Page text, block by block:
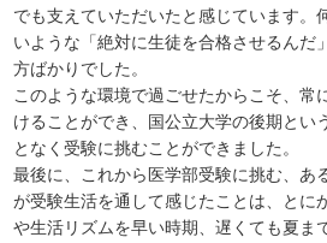
でも支えていただいたと感じています。
いような「絶対に生徒を合格させるんだ
方ばかりでした。
このような環境で過ごせたからこそ、常
けることができ、国公立大学の後期とい
となく受験に挑むことができました。
最後に、これから医学部受験に挑む、あ
が受験生活を通して感じたことは、とに
や生活リズムを早い時期、遅くても夏ま